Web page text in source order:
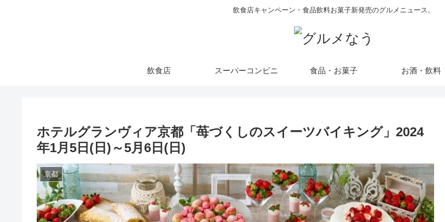
飲食店キャンペーン・食品飲料お菓子新発売のグルメニュース。
飲食店 スーパーコンビニ 食品・お菓子 お酒・飲料
ホテルグランヴィア京都「苺づくしのスイーツバイキング」2024
年1月5日(日)～5月6日(日)
京都